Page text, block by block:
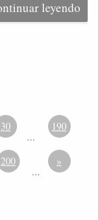
leyendo
30
...
190
200
...
»